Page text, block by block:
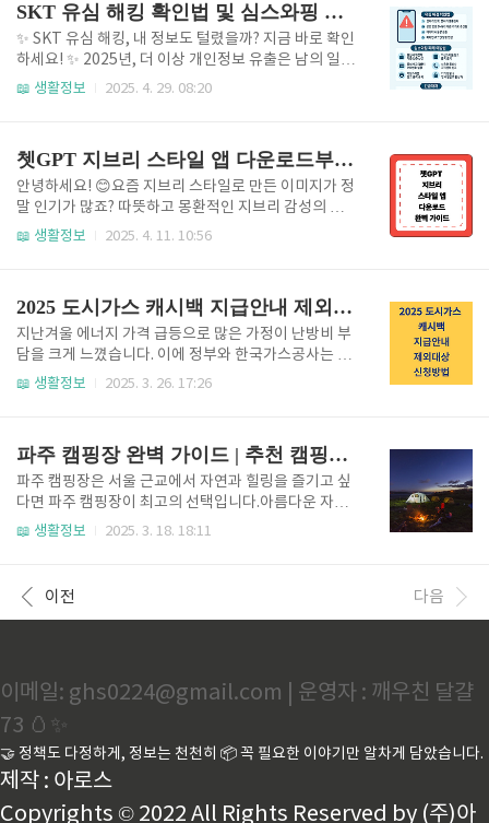
수 조치 ✔️ 유심 보호 서비스 가입 – My T 앱 또는 고객
센터에서 신청✔️ 명의도용 방지 서비스 신청 – 타인 명
의 개통 방지✔️ T아이디 계정 보안 강화 – 비밀번호 변
경 + 2단계 인증 설정✔️ 모르는 발신번호 차단 설정 –
스팸 및 사기성 통화 차단🔒 KT 이용자 필수 조치✔️ KT
SKT 유심 해킹 확인법 및 심스와핑 피해 예방법 총정리
✨ SKT 유심 해킹, 내 정보도 털렸을까? 지금 바로 확인
하세요! ✨ 2025년, 더 이상 개인정보 유출은 남의 일이
아닙니다. 최근 SKT에서 발생한 유심(USIM) 정보 유출
과연 안전할까요? 🚨 🔍 SKT 유심 해킹 사건 요약 SKT
는 이번 유출 사건으로 약 2,300만 명 가입자의 개인정
보가 노출된 것으로 밝혔습니다. 이름, 전화번호, 통신
서비스 관련 정보 등이 외부로 유출되었고, 이는 단순
스팸을 넘어 금융사기, 명의도용, 계정 탈취 등으로 이
📖 생활정보 2025. 4. 29. 08:20
쳇GPT 지브리 스타일 앱 다운로드부터 프롬프트 활용까지 🌿 완벽 가이드
안녕하세요! 😊요즘 지브리 스타일로 만든 이미지가 정
말 인기가 많죠? 따뜻하고 몽환적인 지브리 감성의 사
진과 그림을 나만의 작품으로 만들 수 있는 방법, 궁금
스타일 마스터가 되어보세요! 🎨✨ 1. 안드로이드용 지
브리 스타일 앱 📱 안드로이드 지브리앱 다운로드 SNO
W (스노)다양한 AI 필터 제공셀카 → 지브리 감성으로
원클릭 변환!Prisma (프리즈마)예술 효과로 사진을 그
림처럼 변환지브리풍 필터 선택 가능AI Mirror사진 업
📖 생활정보 2025. 4. 11. 10:56
2025 도시가스 캐시백 지급안내 제외대상 신청방법 정리
지난겨울 에너지 가격 급등으로 많은 가정이 난방비 부
담을 크게 느꼈습니다. 이에 정부와 한국가스공사는 전
국민 에너지 위기 극복 캠페인의 하나로 도시가스 캐시
제도란?도시가스 캐시백 제도는 가정에서 겨울철 난방
용 도시가스 사용량을 줄이면 그 절감분에 대해 현금으
로 돌려주는 정부 지원 제도입니다. 동절기(12월~3월)
동안 전년도 대비 3% 이상 도시가스를 절약하면 절약
량에 따라 현금 캐시백을 지급하며, 절감률이 높을수록
며(30% 초과분은 캐시백 계산에서 제외됩니다.) 참여
대상1. 도시가스 캐..
📖 생활정보 2025. 3. 26. 17:26
파주 캠핑장 완벽 가이드 | 추천 캠핑장, 애견동반, 글램핑까지!
파주 캠핑장은 서울 근교에서 자연과 힐링을 즐기고 싶
다면 파주 캠핑장이 최고의 선택입니다.아름다운 자연
환경, 편리한 시설, 다양한 즐길거리가 있어, 가족, 연
곳, 인기 있는 글램핑장까지 꼼꼼히 소개하겠습니다. 파
주 캠핑장 추천 10곳 파주 캠핑장 완벽 가이드 | 추천 캠
즐길거리가 있어, 가족, 연인, 친구 누구와 가도 완벽한
hsstory73.com 1. 동화힐링캠프특징: 넓고 쾌적한 시
설, 글램핑 특화되었습니다.시설: 수영장, 레스토랑, 바..
📖 생활정보 2025. 3. 18. 18:11
이전 다음
이메일: ghs0224@gmail.com | 운영자 : 깨우친 달걀
73 🥚✨
🤝 정책도 다정하게, 정보는 천천히 📦 꼭 필요한 이야기만 알차게 담았습니다.
제작 : 아로스
Copyrights © 2022 All Rights Reserved by (주)아